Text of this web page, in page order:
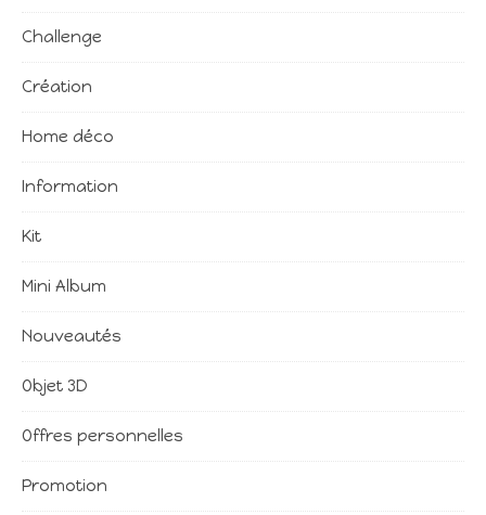
Challenge
Création
Home déco
Information
Kit
Mini Album
Nouveautés
Objet 3D
Offres personnelles
Promotion